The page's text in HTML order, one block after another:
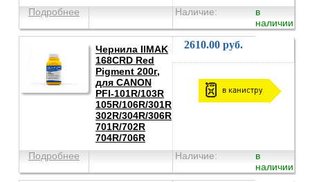
Подробнее Наличие:
в
наличии
Чернила IIMAK
168CRD Red
Pigment 200г,
для CANON
PFI-101R/103R
105R/106R/301R
302R/304R/306R
701R/702R
704R/706R
2610.00 руб.
в канистру
Подробнее Наличие:
в
наличии